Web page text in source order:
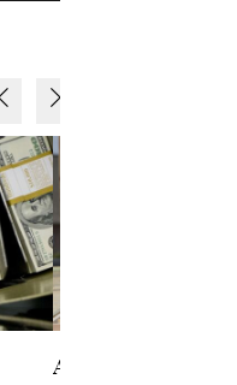
ABD'de konut